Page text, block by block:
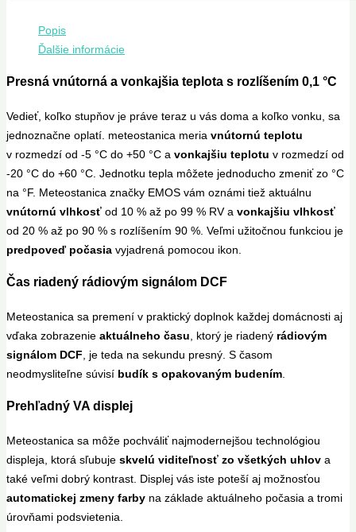
Popis
Ďalšie informácie
Presná vnútorná a vonkajšia teplota s rozlíšením 0,1 °C
Vedieť, koľko stupňov je práve teraz u vás doma a koľko vonku, sa
jednoznačne oplatí. meteostanica meria vnútornú teplotu
v rozmedzí od -5 °C do +50 °C a vonkajšiu teplotu v rozmedzí od
-20 °C do +60 °C. Jednotku tepla môžete jednoducho zmeniť zo °C
na °F. Meteostanica značky EMOS vám oznámi tiež aktuálnu
vnútornú vlhkosť od 10 % až po 99 % RV a vonkajšiu vlhkosť
od 20 % až po 90 % s rozlíšením 90 %. Veľmi užitočnou funkciou je
predpoveď počasia vyjadrená pomocou ikon.
Čas riadený rádiovým signálom DCF
Meteostanica sa premení v praktický doplnok každej domácnosti aj
vďaka zobrazenie aktuálneho času , ktorý je riadený rádiovým
signálom DCF , je teda na sekundu presný. S časom
neodmysliteľne súvisí budík s opakovaným budením
Prehľadný VA displej
Meteostanica sa môže pochváliť najmodernejšou technológiou
displeja, ktorá sľubuje skvelú viditeľnosť zo všetkých uhlov a
také veľmi dobrý kontrast. Displej vás iste poteší aj možnosťou
automatickej zmeny farby na základe aktuálneho počasia a tromi
úrovňami podsvietenia.